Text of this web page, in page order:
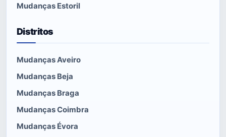
Mudanças Estoril
Distritos
Mudanças Aveiro
Mudanças Beja
Mudanças Braga
Mudanças Coimbra
Mudanças Évora